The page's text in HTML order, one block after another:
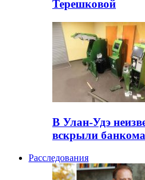
Терешковой
В Улан-Удэ
вскрыли
Расследования